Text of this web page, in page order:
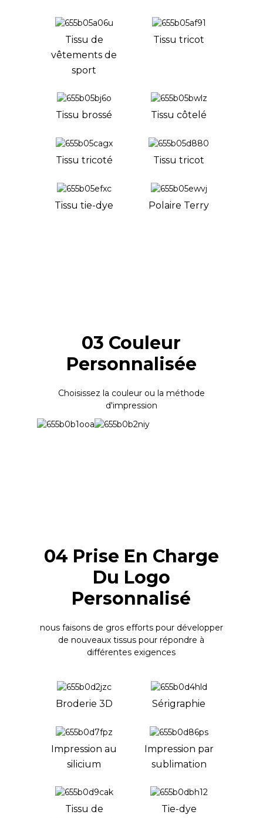
Tissu de
vêtements de
sport
Tissu tricot
Tissu brossé Tissu côtelé
Tissu tricoté Tissu tricot
Tissu tie-dye Polaire Terry
03 Couleur
Personnalisée
Choisissez la couleur ou la méthode
d'impression
04 Prise En Charge
Du Logo
Personnalisé
nous faisons de gros efforts pour développer
de nouveaux tissus pour répondre à
différentes exigences
Broderie 3D Sérigraphie
Impression au
silicium
Impression par
sublimation
Tissu de
Tie-dye